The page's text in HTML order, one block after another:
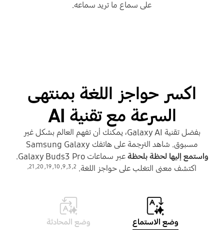
على سماع ما تريد سماعه.
اكسر حواجز اللغة بمنتهى
السرعة مع تقنية AI
بفضل تقنية Galaxy AI، يمكنك أن تفهم العالم بشكل غير
مسبوق. شاهد الترجمة على هاتفك Samsung Galaxy
واستمع إليها لحظة بلحظة
عبر سماعات Galaxy Buds3 Pro.
اكتشف معنى التغلب على حواجز اللغة. 2
,
3
,
9
,
10
,
19
,
20
,
21
,
وضع الاستماع وضع المحادثة